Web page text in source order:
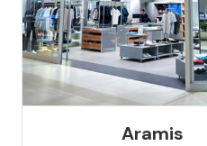
Aramis